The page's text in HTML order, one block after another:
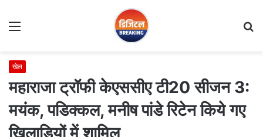
Menu
खेल
महाराजा ट्रॉफी केएससीए टी20 सीजन 3:
मयंक, पडिक्कल, मनीष पांडे रिटेन किये गए
खिलाड़ियों में शामिल